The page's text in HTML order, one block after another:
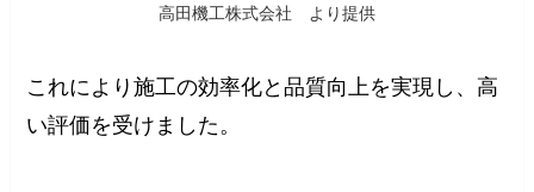
高田機工株式会社 より提供
これにより施工の効率化と品質向上を実現し、高
い評価を受けました。